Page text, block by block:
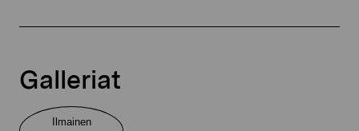
Galleriat
Ilmainen